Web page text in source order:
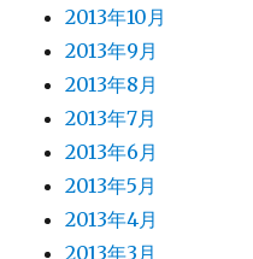
2013年10月
2013年9月
2013年8月
2013年7月
2013年6月
2013年5月
2013年4月
2013年3月